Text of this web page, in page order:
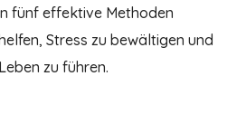
fünf effektive Methoden
Stress zu bewältigen und
zu führen.